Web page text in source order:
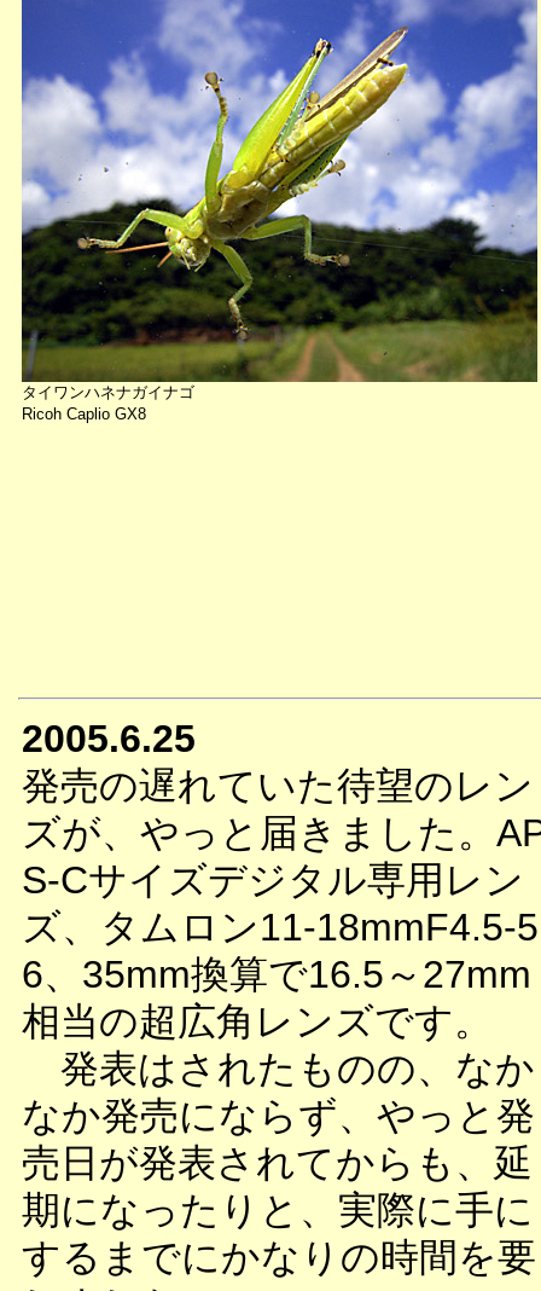
タイワンハネナガイナゴ
Ricoh Caplio GX8
2005.6.25
発売の遅れていた待望のレン
ズが、やっと届きました。
S-Cサイズデジタル専用レン
ズ、タムロン11-18mmF4.5-
6、35mm換算で16.5～27mm
相当の超広角レンズです。
発表はされたものの、なか
なか発売にならず、やっと発
売日が発表されてからも、延
期になったりと、実際に手に
するまでにかなりの時間を要